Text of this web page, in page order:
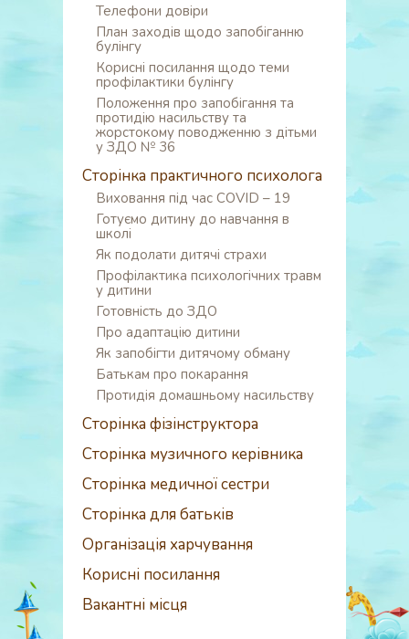
Телефони довіри
План заходів щодо запобіганню
булінгу
Корисні посилання щодо теми
профілактики булінгу
Положення про запобігання та
протидію насильству та
жорстокому поводженню з дітьми
у ЗДО № 36
Сторінка практичного психолога
Виховання під час COVID – 19
Готуємо дитину до навчання в
школі
Як подолати дитячі страхи
Профілактика психологічних травм
у дитини
Готовність до ЗДО
Про адаптацію дитини
Як запобігти дитячому обману
Батькам про покарання
Протидія домашньому насильству
Сторінка фізінструктора
Сторінка музичного керівника
Сторінка медичної сестри
Сторінка для батьків
Організація харчування
Корисні посилання
Вакантні місця